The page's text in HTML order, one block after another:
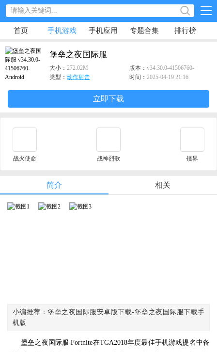
首页 手机游戏 手机应用 专题合集 排行榜
堡垒之夜国际服
大小： 272.02M 版本： v34.30.0-41506760-
Android
类型： 动作射击 时间： 2025-04-19 21:16
立即下载
战火使命 战神烈歌 镜界
简介 相关
小编推荐：堡垒之夜国际服安卓版下载-堡垒之夜国际服下载手
机版
堡垒之夜国际服 Fortnite在TGA2018年度最佳手机游戏提名中备